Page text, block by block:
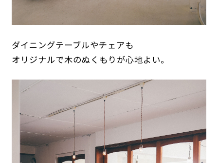
ダイニングテーブルやチェアも
オリジナルで木のぬくもりが心地よい。